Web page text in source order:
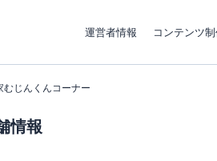
運営者情報 コンテンツ
むじんくんコーナー
情報